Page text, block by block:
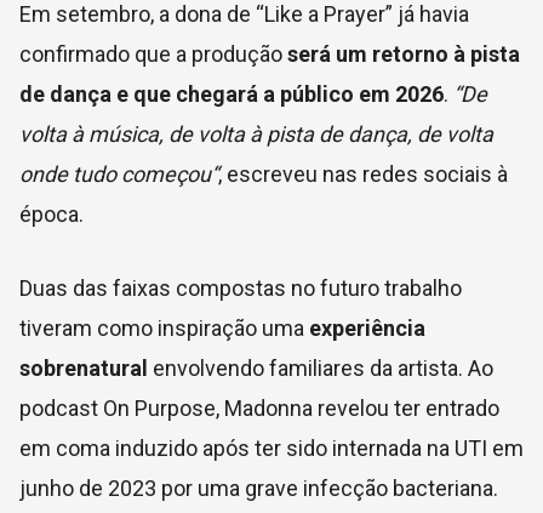
Em setembro, a dona de “Like a Prayer” já havia
confirmado que a produçãoserá um retorno à pista
de dança e que chegará a público em 2026. “De
volta à música, de volta à pista de dança, de volta
onde tudo começou“, escreveu nas redes sociais à
época.
Duas das faixas compostas no futuro trabalho
tiveram como inspiração uma experiência
sobrenatural envolvendo familiares da artista. Ao
podcast On Purpose, Madonna revelou ter entrado
em coma induzido após ter sido internada na UTI em
junho de 2023 por uma grave infecção bacteriana.